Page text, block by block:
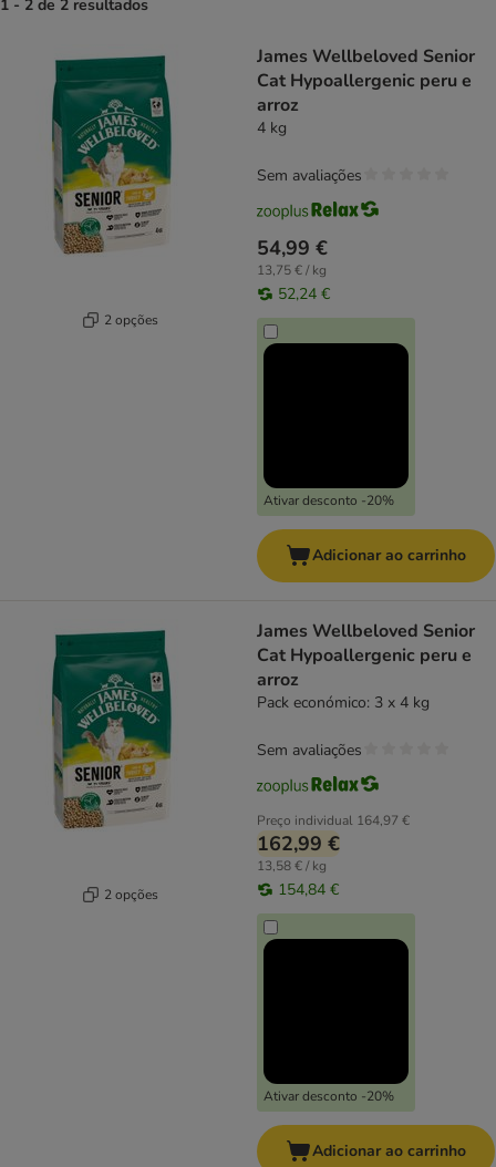
1 - 2 de 2 resultados
2 opções
James Wellbeloved Senior
Cat Hypoallergenic peru e
arroz
4 kg
54,99 €
13,75 € / kg
52,24 €
Ativar desconto -20%
Sem avaliações
Adicionar ao carrinho
2 opções
James Wellbeloved Senior
Cat Hypoallergenic peru e
arroz
Pack económico: 3 x 4 kg
Preço individual 164,97 €
162,99 €
13,58 € / kg
154,84 €
Ativar desconto -20%
Sem avaliações
Adicionar ao carrinho